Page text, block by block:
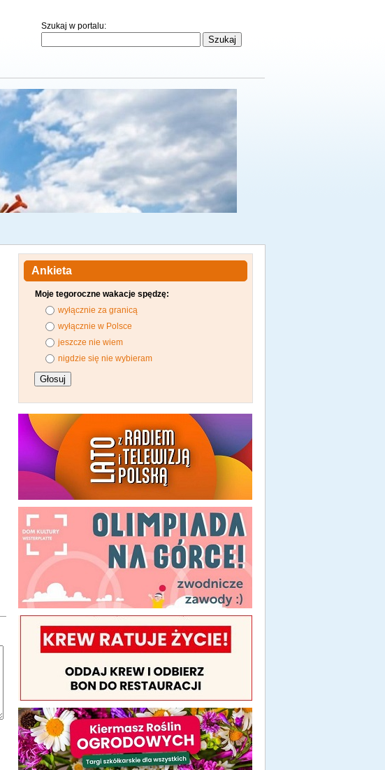
Szukaj w portalu:
Ankieta
Moje tegoroczne wakacje spędzę:
wyłącznie za granicą
wyłącznie w Polsce
jeszcze nie wiem
nigdzie się nie wybieram